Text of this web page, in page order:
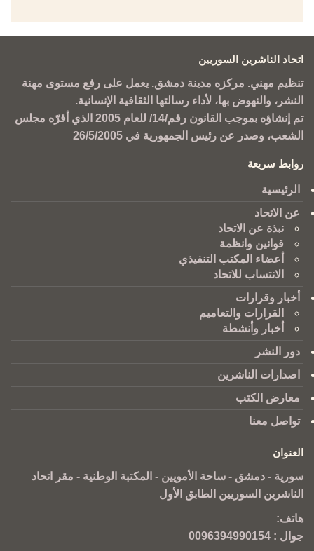
اتحاد الناشرين السوريين
تنظيم مهني. مركزه مدينة دمشق. يعمل على رفع مستوى مهنة
النشر، والنهوض بها، لأداء رسالتها الثقافية الإنسانية.
تم إنشاؤه بموجب القانون رقم/14/ للعام 2005 الذي أقرّه مجلس
الشعب، وصدر عن رئيس الجمهورية في 26/5/2005
روابط سريعة
الرئيسية
عن الاتحاد
نبذة عن الاتحاد
قوانين وانظمة
أعضاء المكتب التنفيذي
الانتساب للاتحاد
أخبار وقرارات
القرارات والتعاميم
أخبار وأنشطة
دور النشر
اصدارات الناشرين
معارض الكتب
تواصل معنا
العنوان
سورية - دمشق - ساحة الأمويين - المكتبة الوطنية - مقر اتحاد
الناشرين السوريين الطابق الأول
هاتف:
جوال : 0096394990154